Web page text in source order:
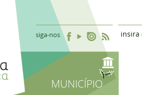
siga-nos
MUNICÍPIO